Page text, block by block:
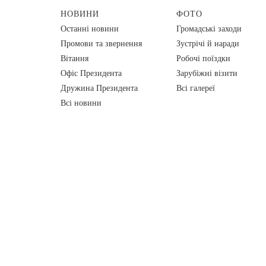
НОВИНИ
Останні новини
Промови та звернення
Вiтання
Офіс Президента
Дружина Президента
Всі новини
ФОТО
Громадські заходи
Зустрічі й наради
Робочі поїздки
Зарубіжні візити
Всі галереї